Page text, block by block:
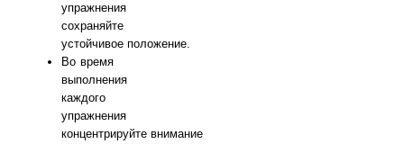
упражнения
сохраняйте
устойчивое положение.
Во время
выполнения
каждого
упражнения
концентрируйте внимание